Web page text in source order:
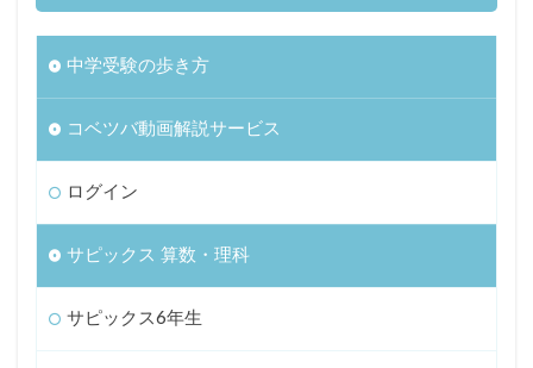
中学受験の歩き方
コベツバ動画解説サービス
ログイン
サピックス 算数・理科
サピックス6年生